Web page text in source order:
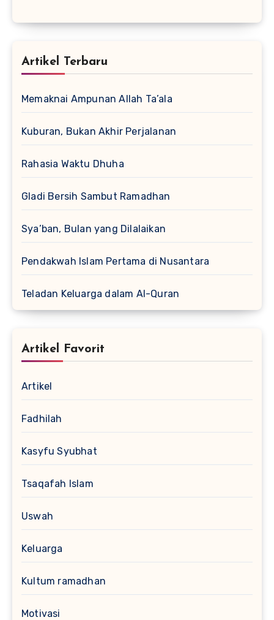
Artikel Terbaru
Memaknai Ampunan Allah Ta’ala
Kuburan, Bukan Akhir Perjalanan
Rahasia Waktu Dhuha
Gladi Bersih Sambut Ramadhan
Sya’ban, Bulan yang Dilalaikan
Pendakwah Islam Pertama di Nusantara
Teladan Keluarga dalam Al-Quran
Artikel Favorit
Artikel
Fadhilah
Kasyfu Syubhat
Tsaqafah Islam
Uswah
Keluarga
Kultum ramadhan
Motivasi